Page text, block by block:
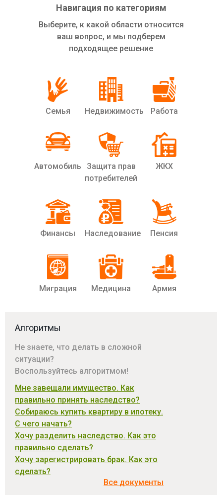
Навигация по категориям
Выберите, к какой области относится
ваш вопрос, и мы подберем
подходящее решение
Семья Недвижимость Работа
Автомобиль
Защита прав
потребителей
ЖКХ
Финансы Наследование Пенсия
Миграция Медицина Армия
Алгоритмы
Не знаете, что делать в сложной
ситуации?
Воспользуйтесь алгоритмом!
Мне завещали имущество. Как
правильно принять наследство?
Собираюсь купить квартиру в ипотеку.
С чего начать?
Хочу разделить наследство. Как это
правильно сделать?
Хочу зарегистрировать брак. Как это
сделать?
Все документы